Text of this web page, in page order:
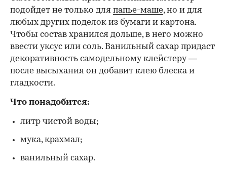
подойдет не только для папье-маше, но и для
любых других поделок из бумаги и картона.
Чтобы состав хранился дольше, в него можно
ввести уксус или соль. Ванильный сахар придаст
декоративность самодельному клейстеру —
после высыхания он добавит клею блеска и
гладкости.
Что понадобится:
литр чистой воды;
мука, крахмал;
ванильный сахар.